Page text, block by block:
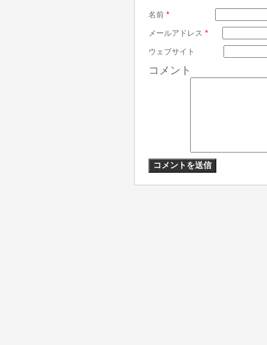
名前 *
メールアドレス *
ウェブサイト
コメント